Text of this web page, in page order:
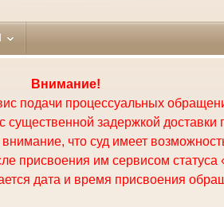
Внимание!
подачи процессуальных
существенной задержкой
что суд имеет
присвоения им сервисом статуса
дата и время присвоения